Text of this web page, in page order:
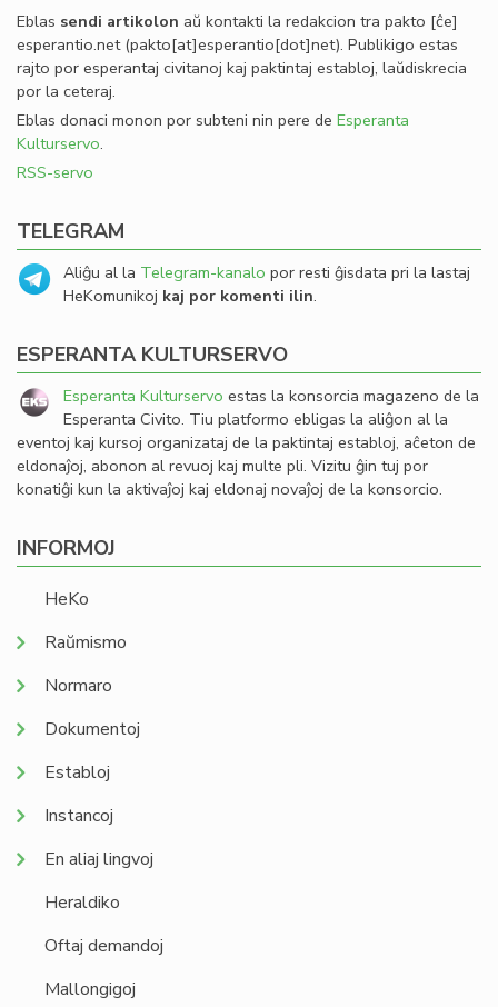
Eblas sendi artikolon aŭ kontakti la redakcion tra pakto [ĉe]
esperantio.net(pakto[at]esperantio[dot]net). Publikigo estas
rajto por esperantaj civitanoj kaj paktintaj establoj, laŭdiskrecia
por la ceteraj.
Eblas donaci monon por subteni nin pere de Esperanta
Kulturservo.
RSS-servo
TELEGRAM
Aliĝu al la Telegram-kanalo por resti ĝisdata pri la lastaj
HeKomunikoj kaj por komenti ilin.
ESPERANTA KULTURSERVO
Esperanta Kulturservo estas la konsorcia magazeno de la
Esperanta Civito. Tiu platformo ebligas la aliĝon al la
eventoj kaj kursoj organizataj de la paktintaj establoj, aĉeton de
eldonaĵoj, abonon al revuoj kaj multe pli. Vizitu ĝin tuj por
konatiĝi kun la aktivaĵoj kaj eldonaj novaĵoj de la konsorcio.
INFORMOJ
HeKo
Raŭmismo
Normaro
Dokumentoj
Establoj
Instancoj
En aliaj lingvoj
Heraldiko
Oftaj demandoj
Mallongigoj